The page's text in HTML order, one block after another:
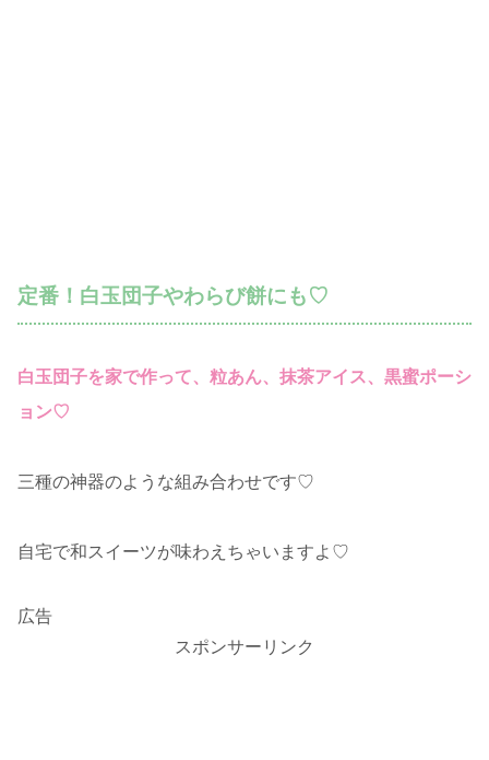
定番！白玉団子やわらび餅にも♡
白玉団子を家で作って、粒あん、抹茶アイス、黒蜜ポーシ
ョン♡
三種の神器のような組み合わせです♡
自宅で和スイーツが味わえちゃいますよ♡
広告
スポンサーリンク